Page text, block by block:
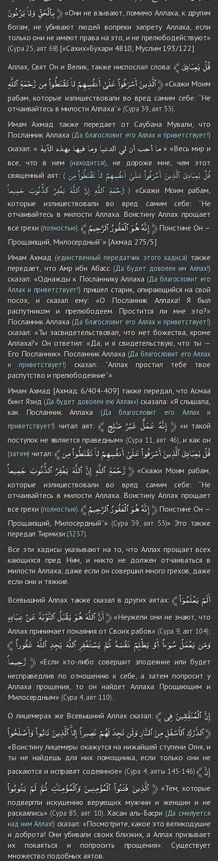
بِٱلْحَقِّوَلاَيَزْنُونَ ﴿«Они не взывают, помимо Аллаха, к другим
богам, не убивают людей вопреки запрету Аллаха, если
только они не имеют права на это, и не прелюбодействуют»
(Сура 25, аят 68).[«Сахих»Бухари 4810, Муслим 193/122]
Аллах, Свят Он и Велик, также ниспослал слова: ﴾ قُلْيٰعِبَادِىَ
ٱلَّذِينَأَسْرَفُواْعَلَىٰأَنفُسِهِمْلاَتَقْنَطُواْمِنرَّحْمَةِٱللَّهِ ﴿«Скажи Моим
рабам, которые излишествовали во вред самим себе: ‘‘Не
отчаивайтесь в милости Аллаха’’»(Сура 39, аят 53).
Имам Ахмад также передает от Саубана Мували, что
Посланник Аллаха(Да благословит его Аллах и приветствует!)
сказал: « ماأحبأنليالدنياومافيهابهذهالآية
» «Весь мир и
все, что в нем(находится), не дороже мне, чем этот
священный аят:( قُلْ يٰعِبَادِىَ ٱلَّذِينَ أَسْرَفُواْعَلَىٰأَنفُسِهِمْ لاَتَقْنَطُواْمِن
رَّحْمَةِ ٱللَّهِ إِنَّ ٱللَّهَ يَغْفِرُ ٱلذُّنُوبَ جَمِيعاً ) «Скажи Моим рабам,
которые излишествовали во вред самим себе: ‘‘Не
отчаивайтесь в милости Аллаха. Воистину Аллах прощает
все грехи(полностью). ﴾ إِنَّهُهُوَٱلْغَفُورُٱلرَّحِيمُ ﴿Поистине Он —
Прощающий, Милосердный’’» [Ахмад 275/5]
Имам Ахмад (единственный передатчик этого хадиса)также
передает, что Амр ибн Абасс (Да будет доволен им Аллах!)
сказал: «Однажды к Посланнику Аллаха(Да благословит его
Аллах и приветствует!) пришел старик, опирающийся на свой
посох, и сказал ему: «О Посланник Аллаха! Я был
распутником и прелюбодеем. Простится ли мне это?»
Посланник Аллаха(Да благословит его Аллах и приветствует!)
сказал: «Ты засвидетельствовал, что нет божества, кроме
Аллаха?» Он ответил: «Да, и я свидетельствую, что ты —
Его Посланник». Посланник Аллаха(Да благословит его Аллах
и приветствует!) сказал: ‘‘Аллах простил тебе твое
распутство и прелюбодеяние’’»
Имам Ахмад [Ахмад. 6/404-409] также передал, что Асмаа
бинт Язид (Да будет доволен ею Аллах») сказала: «Я слышала,
как Посланник Аллаха(Да благословит его Аллах и
приветствует!)читал аят: ﴾ إِنَّهُ عَمَلٌ غَيْرُ صَٰلِحٍ ﴿«и такой
поступок не является праведным» (Сура 11, аят 46), и как он
(затем) читал:﴾ قُلْيٰعِبَادِىَٱلَّذِينَأَسْرَفُواْعَلَىٰأَنفُسِهِمْلاَتَقْنَطُواْمِن
رَّحْمَةِ ٱللَّهِ إِنَّ ٱللَّهَ يَغْفِرُ ٱلذُّنُوبَ جَمِيعاً ﴿«Скажи Моим рабам,
которые излишествовали во вред самим себе: ‘‘Не
отчаивайтесь в милости Аллаха. Воистину Аллах прощает
все грехи(полностью). ﴾ إِنَّهُهُوَٱلْغَفُورُٱلرَّحِيمُ ﴿Поистине Он —
Прощающий, Милосердный’’»(Сура 39, аят 53)» Это также
передал Тирмизи(3237).
Все эти хадисы указывают на то, что Аллах прощает всех
кающихся пред Ним, и никто не должен отчаиваться в
милости Аллаха, даже если он совершил много грехов, даже
если они и тяжкие.
Всевышний Аллах также сказал в других аятах: ﴾ أَلَمْيَعْلَمُوۤاْ
أَنَّٱللَّهَهُوَيَقْبَلُٱلتَّوْبَةَعَنْعِبَادِهِ ﴿«Неужели они не знают, что
Аллах принимает покаяния от Своих рабов»(Сура 9, аят 104);
﴾ وَمَن يَعْمَلْسُوۤءاً أَوْيَظْلِمْ نَفْسَهُثُمَّ يَسْتَغْفِرِ ٱللَّهَ يَجِدِ ٱللَّهَ غَفُوراً
رَّحِيماً ﴿«Если кто-либо совершит злодеяние или будет
несправедлив по отношению к себе, а затем попросит у
Аллаха прощения, то он найдет Аллаха Прощающим и
Милосердным»(Сура 4, аят 110).
О лицемерах же Всевышний Аллах сказал:﴾ إِنَّٱلْمُنَٰفِقِينَفِى
ٱلدَّرْكِٱلأَسْفَلِمِنَٱلنَّارِوَلَنتَجِدَلَهُمْنَصِيراًإِلاَّٱلَّذِينَتَابُواْوَأَصْلَحُواْ ﴿
«Воистину лицемеры окажутся на нижайшей ступени Огня, и
ты не найдешь для них помощника, если только они не
раскаются и исправят содеянное»(Сура 4, аяты 145-146) ﴾إِنَّ
ٱلَّذِينَ فَتَنُواْ ٱلْمُؤْمِنِينَ وَٱلْمُؤْمِنَٰتِ ثُمَّ لَمْ يَتُوبُواْ ﴿«Тем, которые
подвергли искушению верующих мужчин и женщин и не
раскаялись»(Сура 85, аят 10). Хасан аль-Басри (Да смилуется
над ним Аллах!) сказал: «Посмотрите, какое это великодушие
и доброта! Они убивали своих близких, а Аллах призывает
их покаяться и попросить прощения». Существует
множество подобных аятов.